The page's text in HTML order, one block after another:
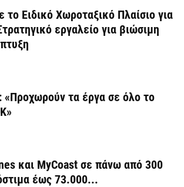
Ειδικό Χωροταξικό Πλαίσιο για
εργαλείο για βιώσιμη
«Προχωρούν τα έργα σε όλο το
και MyCoast σε πάνω από 300
έως 73.000...